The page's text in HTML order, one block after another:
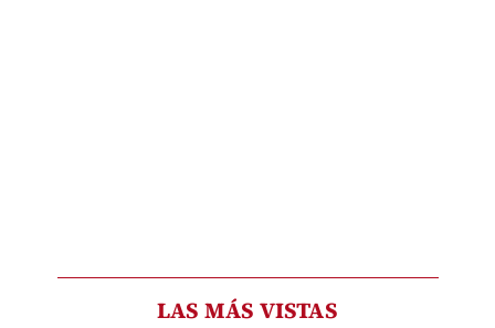
LAS MÁS VISTAS